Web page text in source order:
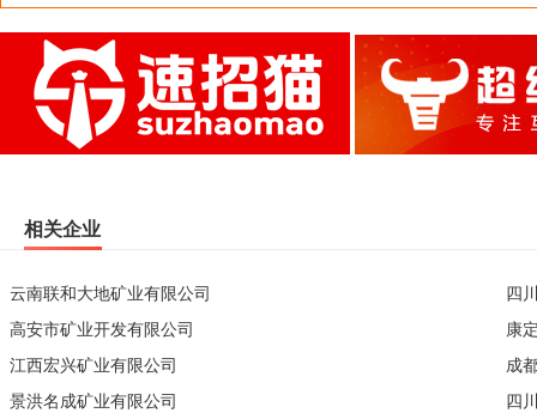
相关企业
云南联和大地矿业有限公司
高安市矿业开发有限公司
江西宏兴矿业有限公司
景洪名成矿业有限公司
四
康
成
四